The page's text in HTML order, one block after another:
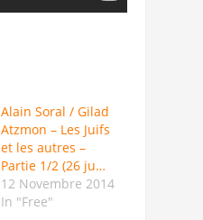
Alain Soral / Gilad
Atzmon – Les Juifs
et les autres –
Partie 1/2 (26 ju…
12 Novembre 2014
In "Free"